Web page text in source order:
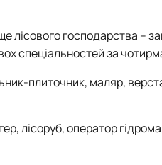
господарства –
спеціальностей за
плиточник, маляр,
лісоруб, оператор